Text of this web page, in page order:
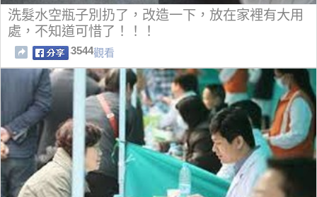
洗髮水空瓶子別扔了，改造一下，放在家裡有大用
處，不知道可惜了！！！
3544觀看